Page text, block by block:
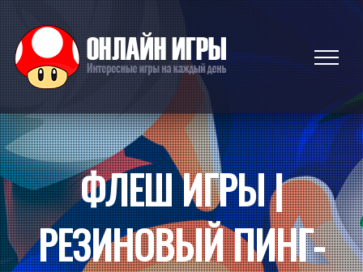
ФЛЕШ ИГРЫ |
РЕЗИНОВЫЙ ПИНГ-